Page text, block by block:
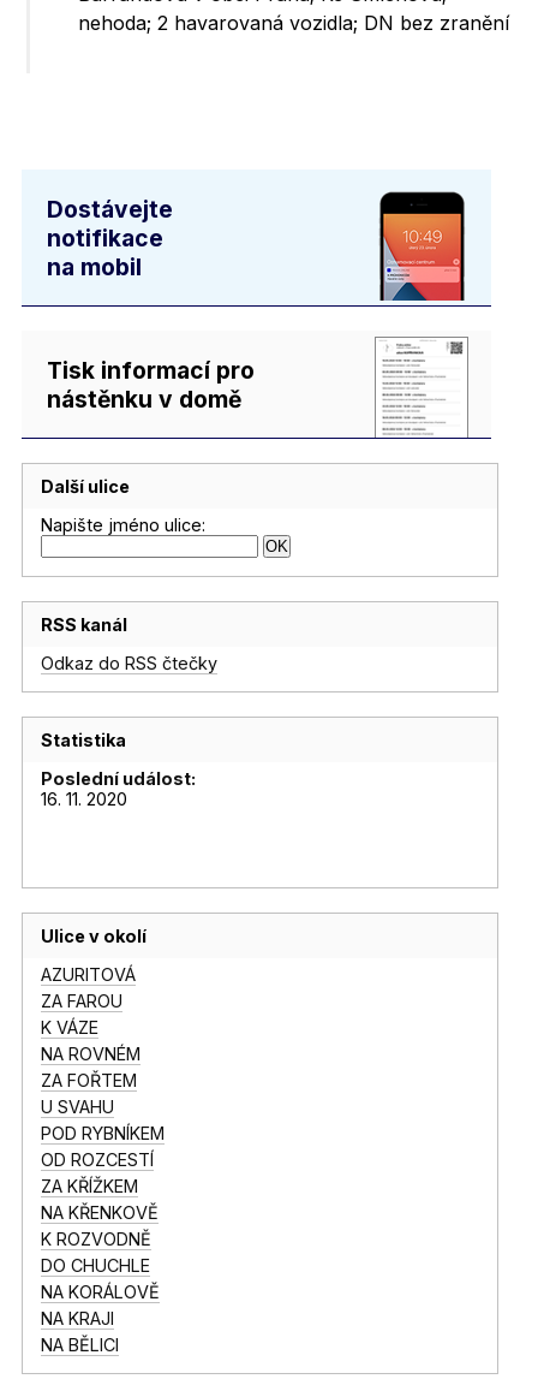
nehoda; 2 havarovaná vozidla; DN bez zranění
Dostávejte
notifikace
na mobil
Tisk informací pro
nástěnku v domě
Další ulice
Napište jméno ulice:
RSS kanál
Odkaz do RSS čtečky
Statistika
Poslední událost:
16. 11. 2020
Ulice v okolí
AZURITOVÁ
ZA FAROU
K VÁZE
NA ROVNÉM
ZA FOŘTEM
U SVAHU
POD RYBNÍKEM
OD ROZCESTÍ
ZA KŘÍŽKEM
NA KŘENKOVĚ
K ROZVODNĚ
DO CHUCHLE
NA KORÁLOVĚ
NA KRAJI
NA BĚLICI